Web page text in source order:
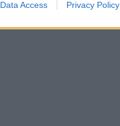
Data Access Privacy Policy